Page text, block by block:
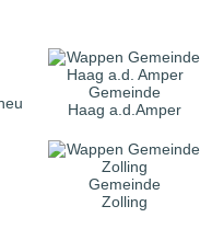
Gemeinde
Haag a.d.Amper
Gemeinde
Zolling